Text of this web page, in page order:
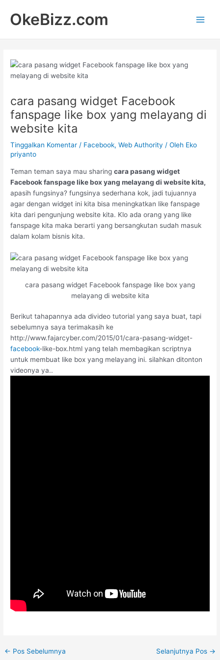
kontenOkeBizz.com
cara pasang widget Facebook
fanspage like box yang melayang di
website kita
Tinggalkan Komentar / Facebook,Web Authority / Oleh Eko
priyanto
Teman teman saya mau sharingcara pasang widget
Facebook fanspage like box yang melayang di website kita,
apasih fungsinya? fungsinya sederhana kok, jadi tujuannya
agar dengan widget ini kita bisa meningkatkan like fanspage
kita dari pengunjung website kita. Klo ada orang yang like
fanspage kita maka berarti yang bersangkutan sudah masuk
dalam kolam bisnis kita.
cara pasang widget Facebook fanspage like box yang
melayang di website kita
Berikut tahapannya ada divideo tutorial yang saya buat, tapi
sebelumnya saya terimakasih ke
http://www.fajarcyber.com/2015/01/cara-pasang-widget-
facebook-like-box.html yang telah membagikan scriptnya
untuk membuat like box yang melayang ini. silahkan ditonton
videonya ya..
← Pos Sebelumnya Selanjutnya Pos →